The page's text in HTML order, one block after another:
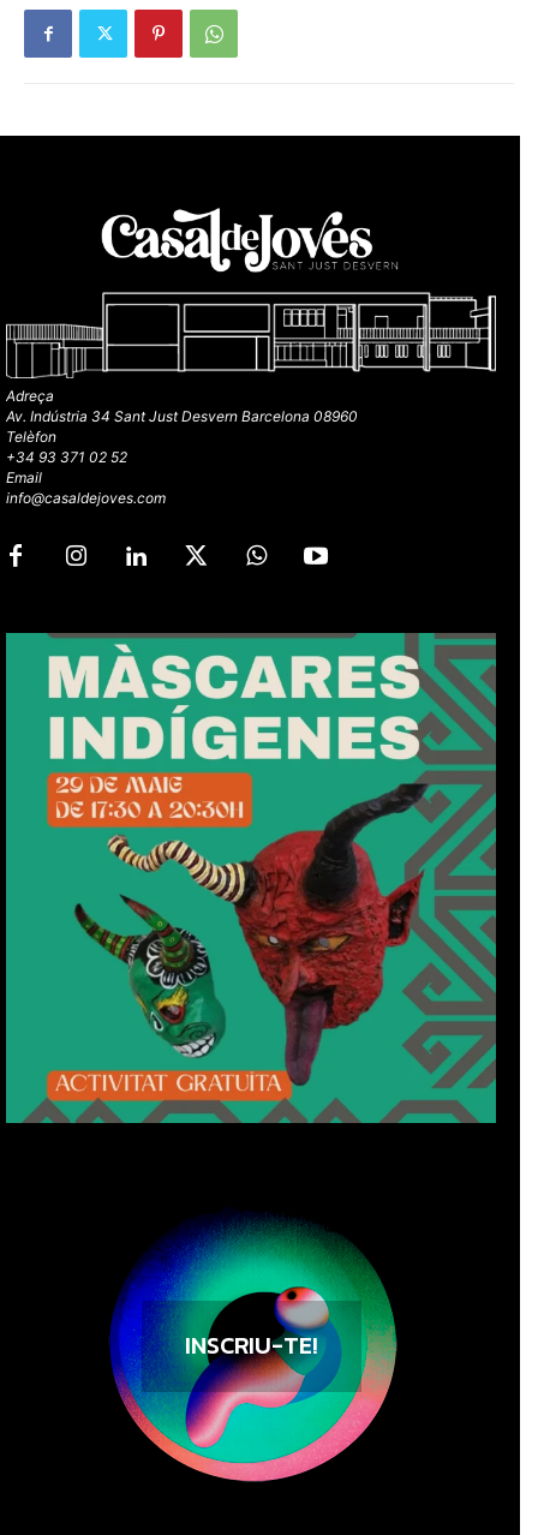
Adreça
Av. Indústria 34 Sant Just Desvern Barcelona 08960
Telèfon
+34 93 371 02 52
Email
info@casaldejoves.com
INSCRIU-TE!